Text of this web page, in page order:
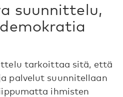
suunnittelu,
tarkoittaa sitä, että
palvelut suunnitellaan
ihmisten